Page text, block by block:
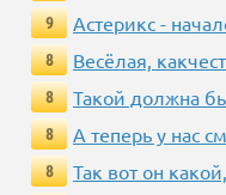
9
Астерикс -
8
Весёлая,
8
Такой должна
8
А теперь у нас
8
Так вот он